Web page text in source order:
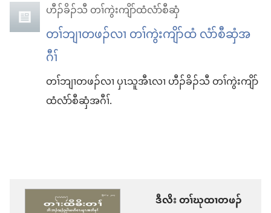
ဟီၣ်ခိၣ်သီ တၢ်ကွဲးကျိာ်ထံလံာ်စီဆှံ
တၢ်ဘျၢ​တဖၣ်​လၢ တၢ်​ကွဲးကျိာ်ထံ လံာ်စီဆှံ​အ
ဂီၢ်
တၢ်ဘျၢ​တဖၣ်​လၢ ပှၤ​သူ​အီၤ​လၢ ဟီၣ်ခိၣ်​သီ တၢ်​ကွဲးကျိာ်
ထံ​လံာ်စီဆှံ​အဂီၢ်.
ဒီ​လိး​​ ​တၢ်​ဃု​ထၢ​တ​ဖၣ်